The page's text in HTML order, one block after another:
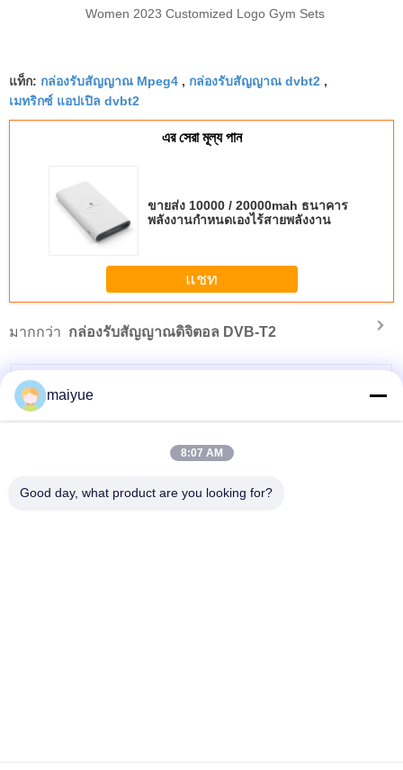
Women 2023 Customized Logo Gym Sets
แท็ก: กล่องรับสัญญาณ Mpeg4 , กล่องรับสัญญาณ dvbt2 ,
เมทริกซ์ แอปเปิล dvbt2
এর সেরা মূল্য পান
ขายส่ง 10000 / 20000mah ธนาคาร
พลังงานกำหนดเองไร้สายพลังงาน
แชท
มากกว่า กล่องรับสัญญาณดิจิตอล DVB-T2
2019 รถไร้สายชาร์จ H Older ระบายอากาศไร้สายชาร์จรถยนต์ที่วางโทรศัพท์สำหรับ
maiyue
8:07 AM
Good day, what product are you looking for?